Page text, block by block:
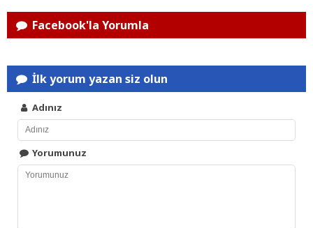
Facebook'la Yorumla
İlk yorum yazan siz olun
Adınız
Yorumunuz